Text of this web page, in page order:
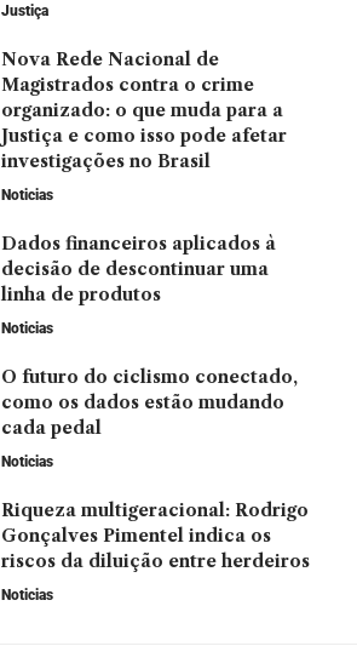
Justiça
Nova Rede Nacional de
Magistrados contra o crime
organizado: o que muda para a
Justiça e como isso pode afetar
investigações no Brasil
Noticias
Dados financeiros aplicados à
decisão de descontinuar uma
linha de produtos
Noticias
O futuro do ciclismo conectado,
como os dados estão mudando
cada pedal
Noticias
Riqueza multigeracional: Rodrigo
Gonçalves Pimentel indica os
riscos da diluição entre herdeiros
Noticias